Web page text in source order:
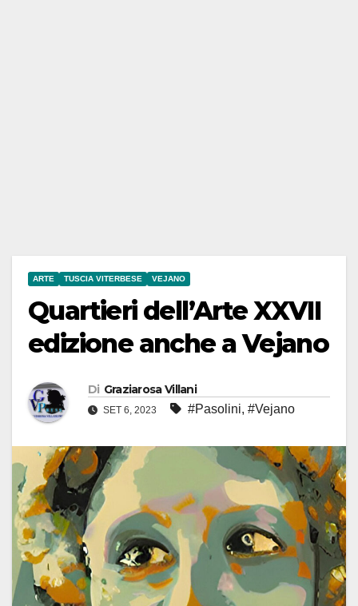
ARTE TUSCIA VITERBESE VEJANO
Quartieri dell’Arte XXVII
edizione anche a Vejano
Di Graziarosa Villani
SET 6, 2023 #Pasolini, #Vejano